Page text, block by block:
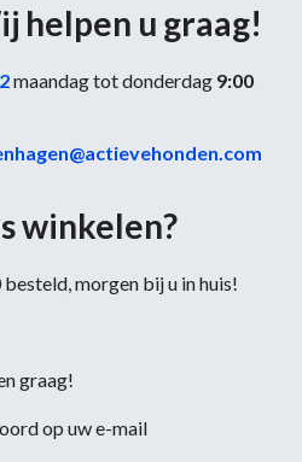
helpen u graag!
maandag tot donderdag 9:00
winkelen?
morgen bij u in huis!
graag!
op uw e-mail